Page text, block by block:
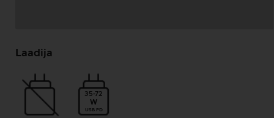
laadimine
Laadija
35-72
W
USB PD